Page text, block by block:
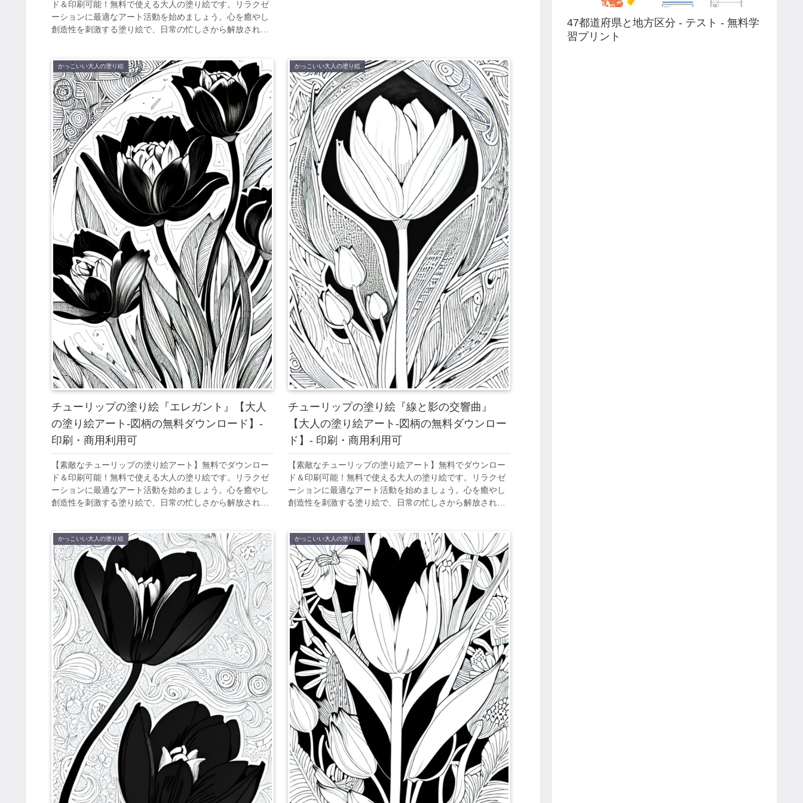
ド＆印刷可能！無料で使える大人の塗り絵です。リラクゼ
ーションに最適なアート活動を始めましょう。心を癒やし
創造性を刺激する塗り絵で、日常の忙しさから解放される
かっこいい大人の塗り絵
チューリップの塗り絵『エレガント』【大人
の塗り絵アート-図柄の無料ダウンロード】-
印刷・商用利用可
【素敵なチューリップの塗り絵アート】無料でダウンロー
ド＆印刷可能！無料で使える大人の塗り絵です。リラクゼ
ーションに最適なアート活動を始めましょう。心を癒やし
創造性を刺激する塗り絵で、日常の忙しさから解放される
かっこいい大人の塗り絵
チューリップの塗り絵『線と影の交響曲』
【大人の塗り絵アート-図柄の無料ダウンロー
ド】- 印刷・商用利用可
【素敵なチューリップの塗り絵アート】無料でダウンロー
ド＆印刷可能！無料で使える大人の塗り絵です。リラクゼ
ーションに最適なアート活動を始めましょう。心を癒やし
創造性を刺激する塗り絵で、日常の忙しさから解放される
かっこいい大人の塗り絵 かっこいい大人の塗り絵
47都道府県と地方区分 - テスト - 無料学
習プリント